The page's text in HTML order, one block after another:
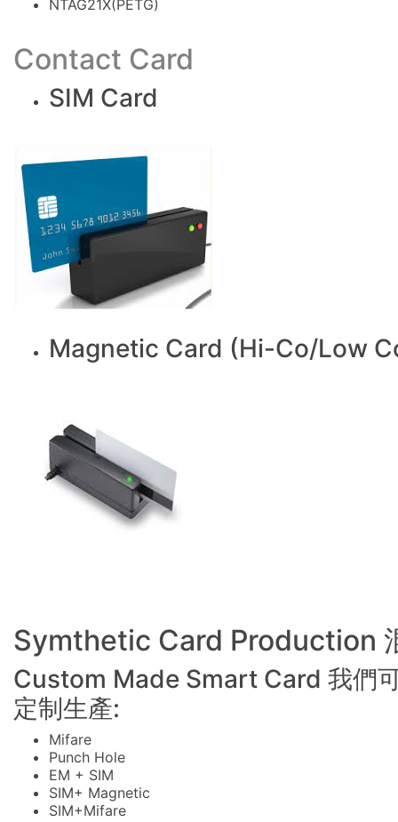
NTAG21X(PETG)
Contact Card
SIM Card
Magnetic Card (Hi-Co/Low
Symthetic Card Production
Custom Made Smart Card 我們
定制生產:
Mifare
Punch Hole
EM + SIM
SIM+ Magnetic
SIM+Mifare